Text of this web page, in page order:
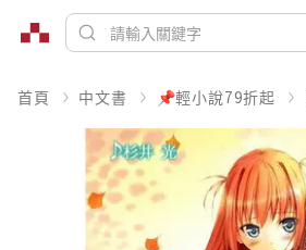
首頁 中文書 📌輕小說79折起